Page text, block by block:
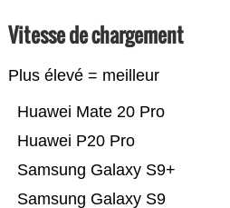
Vitesse de chargement
Plus élevé = meilleur
Samsung Galaxy S9
Samsung Galaxy S9+
Huawei P20 Pro
Huawei Mate 20 Pro